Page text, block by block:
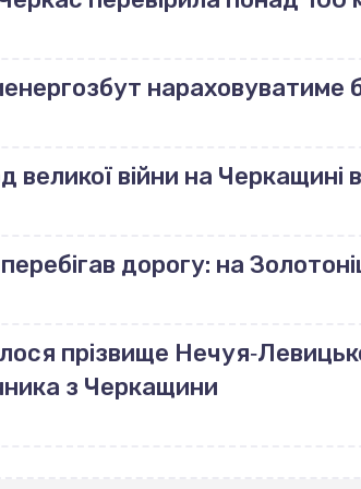
нараховуватиме
великої війни на
перебігав дорогу: на
прізвище
з Черкащини